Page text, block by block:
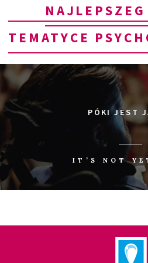
TEMATYCE
PÓKI JEST
IT’S NOT